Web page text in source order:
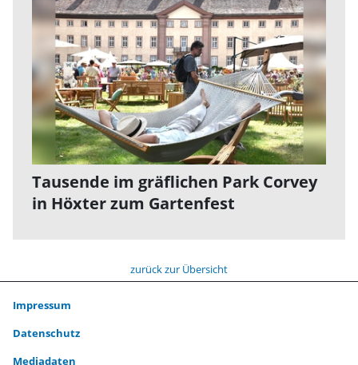
Tausende im gräflichen Park Corvey
in Höxter zum Gartenfest
zurück zur Übersicht
Impressum
Datenschutz
Mediadaten